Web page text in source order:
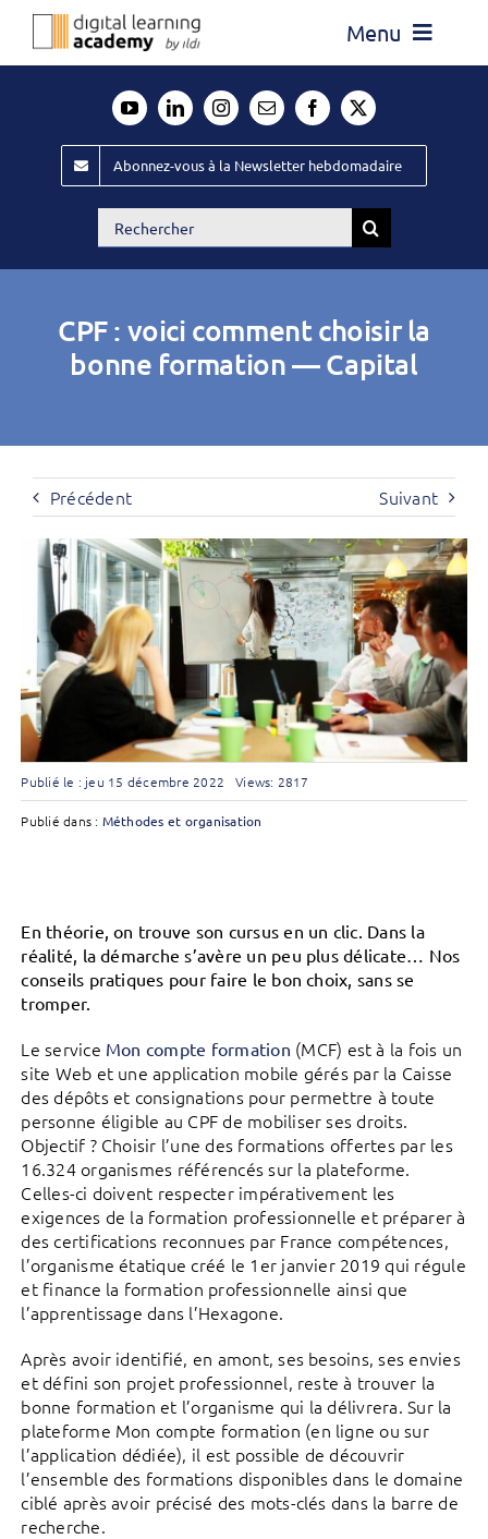
Passer
Menu
Évènements ILDI
Offres d’emploi
Publiez
Abonnez-vous à la Newsletter hebdomadaire
Rechercher:
CPF : voici comment choisir la
bonne formation — Capital
Précédent Suivant
Publié le : jeu 15 décembre 2022 Views: 2817
Publié dans : Méthodes et organisation
En théorie, on trouve son cursus en un clic. Dans la
réalité, la démarche s’avère un peu plus délicate… Nos
conseils pratiques pour faire le bon choix, sans se
tromper.
Le service Mon compte formation (MCF) est à la fois un
site Web et une application mobile gérés par la Caisse
des dépôts et consignations pour permettre à toute
personne éligible au CPF de mobiliser ses droits.
Objectif ? Choisir l’une des formations offertes par les
16.324 organismes référencés sur la plateforme.
Celles-ci doivent respecter impérativement les
exigences de la formation professionnelle et préparer à
des certifications reconnues par France compétences,
l’organisme étatique créé le 1er janvier 2019 qui régule
et finance la formation professionnelle ainsi que
l’apprentissage dans l’Hexagone.
Après avoir identifié, en amont, ses besoins, ses envies
et défini son projet professionnel, reste à trouver la
bonne formation et l’organisme qui la délivrera. Sur la
plateforme Mon compte formation (en ligne ou sur
l’application dédiée), il est possible de découvrir
l’ensemble des formations disponibles dans le domaine
ciblé après avoir précisé des mots-clés dans la barre de
recherche.